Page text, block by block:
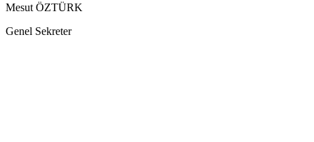
Mesut ÖZTÜRK
Genel Sekreter